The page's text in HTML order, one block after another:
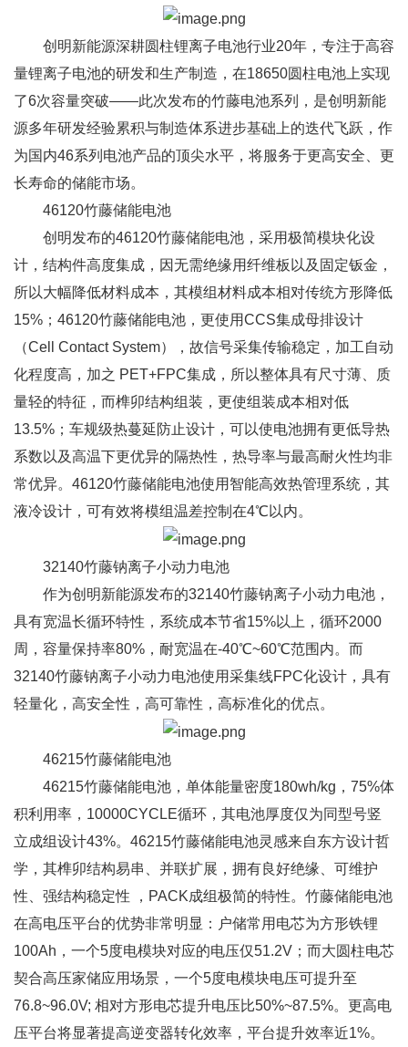
创明新能源深耕圆柱锂离子电池行业20年，专注于高容
量锂离子电池的研发和生产制造，在18650圆柱电池上实现
了6次容量突破——此次发布的竹藤电池系列，是创明新能
源多年研发经验累积与制造体系进步基础上的迭代飞跃，作
为国内46系列电池产品的顶尖水平，将服务于更高安全、更
长寿命的储能市场。
46120竹藤储能电池
创明发布的46120竹藤储能电池，采用极简模块化设
计，结构件高度集成，因无需绝缘用纤维板以及固定钣金，
所以大幅降低材料成本，其模组材料成本相对传统方形降低
15%；46120竹藤储能电池，更使用CCS集成母排设计
（Cell Contact System），故信号采集传输稳定，加工自动
化程度高，加之 PET+FPC集成，所以整体具有尺寸薄、质
量轻的特征，而榫卯结构组装，更使组装成本相对低
13.5%；车规级热蔓延防止设计，可以使电池拥有更低导热
系数以及高温下更优异的隔热性，热导率与最高耐火性均非
常优异。46120竹藤储能电池使用智能高效热管理系统，其
液冷设计，可有效将模组温差控制在4℃以内。
32140竹藤钠离子小动力电池
作为创明新能源发布的32140竹藤钠离子小动力电池，
具有宽温长循环特性，系统成本节省15%以上，循环2000
周，容量保持率80%，耐宽温在-40℃~60℃范围内。而
32140竹藤钠离子小动力电池使用采集线FPC化设计，具有
轻量化，高安全性，高可靠性，高标准化的优点。
46215竹藤储能电池
46215竹藤储能电池，单体能量密度180wh/kg，75%体
积利用率，10000CYCLE循环，其电池厚度仅为同型号竖
立成组设计43%。46215竹藤储能电池灵感来自东方设计哲
学，其榫卯结构易串、并联扩展，拥有良好绝缘、可维护
性、强结构稳定性 ，PACK成组极简的特性。竹藤储能电池
在高电压平台的优势非常明显：户储常用电芯为方形铁锂
100Ah，一个5度电模块对应的电压仅51.2V；而大圆柱电芯
契合高压家储应用场景，一个5度电模块电压可提升至
76.8~96.0V; 相对方形电芯提升电压比50%~87.5%。更高电
压平台将显著提高逆变器转化效率，平台提升效率近1%。